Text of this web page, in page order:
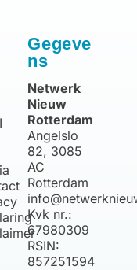
Gegeve
ns
Netwerk
Nieuw
Rotterdam
Angelslo
82, 3085
AC
Rotterdam
Kvk nr.:
67980309
RSIN:
857251594